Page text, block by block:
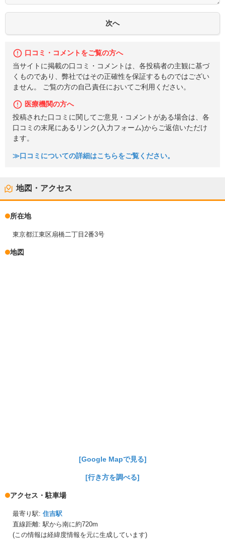
口コミ・コメントをご覧の方へ
当サイトに掲載の口コミ・コメントは、各投稿者の主観に基づ
くものであり、弊社ではその正確性を保証するものではござい
ません。 ご覧の方の自己責任においてご利用ください。
医療機関の方へ
投稿された口コミに関してご意見・コメントがある場合は、各
口コミの末尾にあるリンク(入力フォーム)からご返信いただけ
ます。
≫口コミについての詳細はこちらをご覧ください。
地図・アクセス
所在地
東京都江東区扇橋二丁目2番3号
地図
[Google Mapで見る]
[行き方を調べる]
アクセス・駐車場
最寄り駅: 住吉駅
直線距離: 駅から南に約720m
(この情報は経緯度情報を元に生成しています)